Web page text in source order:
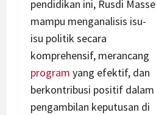
pendidikan ini, Rusdi Masse
mampu menganalisis isu-
isu politik secara
komprehensif, merancang
program yang efektif, dan
berkontribusi positif dalam
pengambilan keputusan di